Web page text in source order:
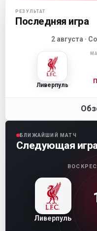
Матч-центр
РЕЗУЛЬТАТ
Последняя игра
2 августа ·
Ливерпуль
БЛИЖАЙШИЙ МАТЧ
Следующая
Ливерпуль